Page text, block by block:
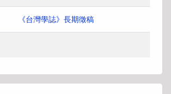
《台灣學誌》長期徵稿